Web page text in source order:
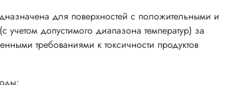
для поверхностей с положительными и
учетом допустимого диапазона температур) за
требованиями к токсичности продуктов